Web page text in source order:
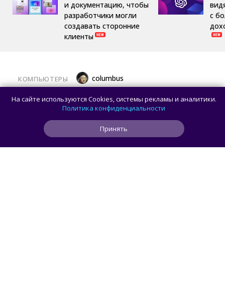
и документацию, чтобы
разработчики могли
создавать сторонние
клиенты
с
КОМПЬЮТЕРЫ columbus
Какой ПК собрать в августе 2026 года:
лучшие игровые сборки от 59 100 рублей
На сайте используются Cookies, системы рекламы и аналитики.
Политика конфиденциальности
Принять